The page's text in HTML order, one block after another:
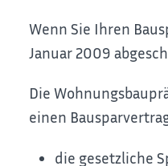
Wenn Sie Ihren
Januar 2009
Die
einen
die gesetzliche